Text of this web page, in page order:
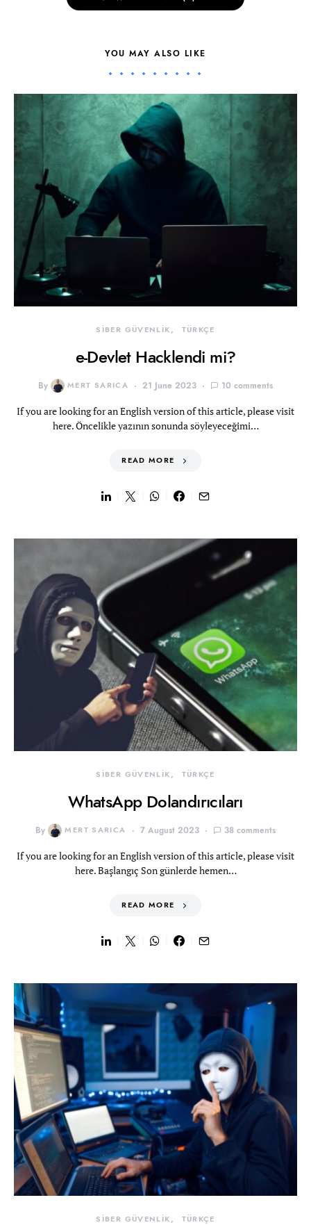
YOU MAY ALSO LIKE
SİBER GÜVENLİK TÜRKÇE
e-Devlet Hacklendi mi?
By MERT SARICA 21 June 2023 10 comments
If you are looking for an English version of this article, please visit
here. Öncelikle yazının sonunda söyleyeceğimi…
READ MORE
SİBER GÜVENLİK TÜRKÇE
WhatsApp Dolandırıcıları
By MERT SARICA 7 August 2023 38 comments
If you are looking for an English version of this article, please visit
here. Başlangıç Son günlerde hemen…
READ MORE
SİBER GÜVENLİK TÜRKÇE